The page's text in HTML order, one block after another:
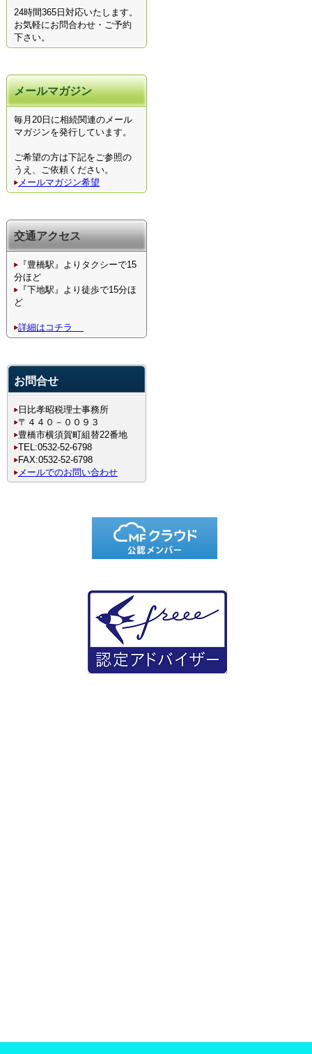
24時間365日対応いたします。
お気軽にお問合わせ・ご予約
下さい。
メールマガジン
毎月20日に相続関連のメール
マガジンを発行しています。
ご希望の方は下記をご参照の
うえ、ご依頼ください。
メールマガジン希望
交通アクセス
『豊橋駅』よりタクシーで15
分ほど
『下地駅』より徒歩で15分ほ
ど
詳細はコチラ
お問合せ
日比孝昭税理士事務所
〒４４０－００９３
豊橋市横須賀町組替22番地
TEL:0532-52-6798
FAX:0532-52-6798
メールでのお問い合わせ